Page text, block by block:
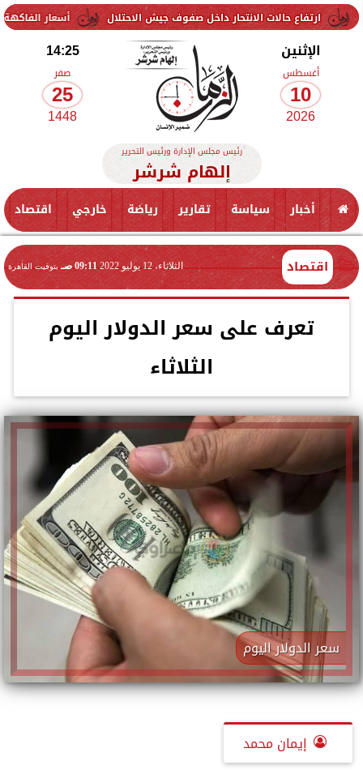
أسعار الفاكهة اليوم الإثنين 10 أغسطس 2026 في الأسواق.. الموز بكام الانتحار داخل صفوف جيش الاحتلال
الإثنين
أغسطس
10
2026
14:25
صفر
25
1448
رئيس مجلس الإدارة ورئيس التحرير
إلهام شرشر
أخبار سياسة تقارير رياضة خارجي اقتصاد
اقتصاد الثلاثاء، 12 يوليو 2022 09:11 صـ بتوقيت القاهرة
تعرف على سعر الدولار اليوم
الثلاثاء
سعر الدولار اليوم
إيمان محمد